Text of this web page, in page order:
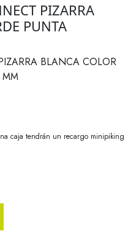
PIZARRA
PUNTA
BLANCA COLOR
caja tendrán un recargo minipiking